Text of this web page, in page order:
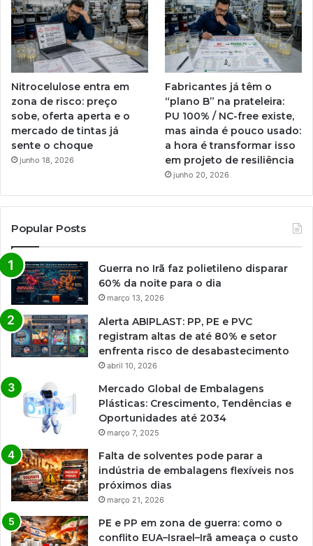
Nitrocelulose entra em
zona de risco: preço
sobe, oferta aperta e o
mercado de tintas já
sente o choque
junho 18, 2026
Fabricantes já têm o
“plano B” na prateleira:
PU 100% / NC-free existe,
mas ainda é pouco usado:
a hora é transformar isso
em projeto de resiliência
junho 20, 2026
Popular Posts
Guerra no Irã faz polietileno disparar
60% da noite para o dia
março 13, 2026
Alerta ABIPLAST: PP, PE e PVC
registram altas de até 80% e setor
enfrenta risco de desabastecimento
abril 10, 2026
Mercado Global de Embalagens
Plásticas: Crescimento, Tendências e
Oportunidades até 2034
março 7, 2025
Falta de solventes pode parar a
indústria de embalagens flexíveis nos
próximos dias
março 21, 2026
PE e PP em zona de guerra: como o
conflito EUA–Israel–Irã ameaça o custo